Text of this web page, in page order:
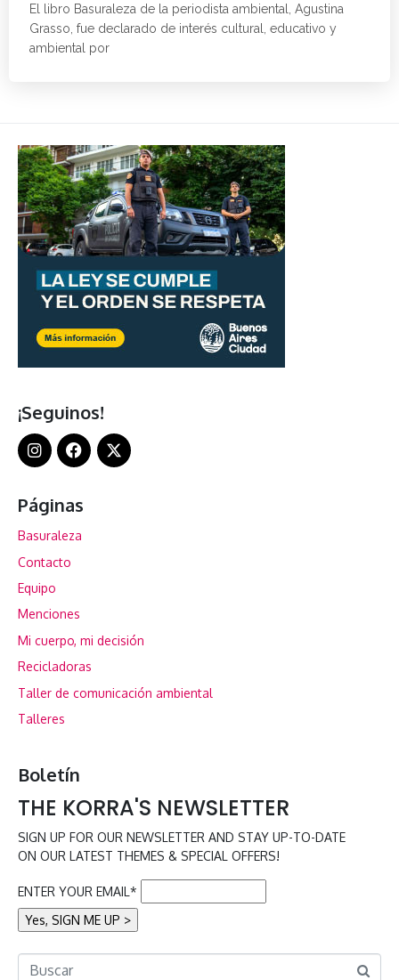
El libro Basuraleza de la periodista ambiental, Agustina
Grasso, fue declarado de interés cultural, educativo y
ambiental por
¡Seguinos!
Páginas
Basuraleza
Contacto
Equipo
Menciones
Mi cuerpo, mi decisión
Recicladoras
Taller de comunicación ambiental
Talleres
Boletín
THE KORRA'S NEWSLETTER
SIGN UP FOR OUR NEWSLETTER AND STAY UP-TO-DATE
ON OUR LATEST THEMES & SPECIAL OFFERS!
ENTER YOUR EMAIL*